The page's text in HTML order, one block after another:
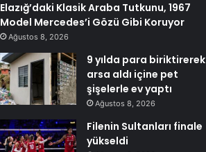
Elazığ’daki Klasik Araba Tutkunu, 1967
Model Mercedes’i Gözü Gibi Koruyor
Ağustos 8, 2026
9 yılda para biriktirerek
arsa aldı içine pet
şişelerle ev yaptı
Ağustos 8, 2026
Filenin Sultanları finale
yükseldi